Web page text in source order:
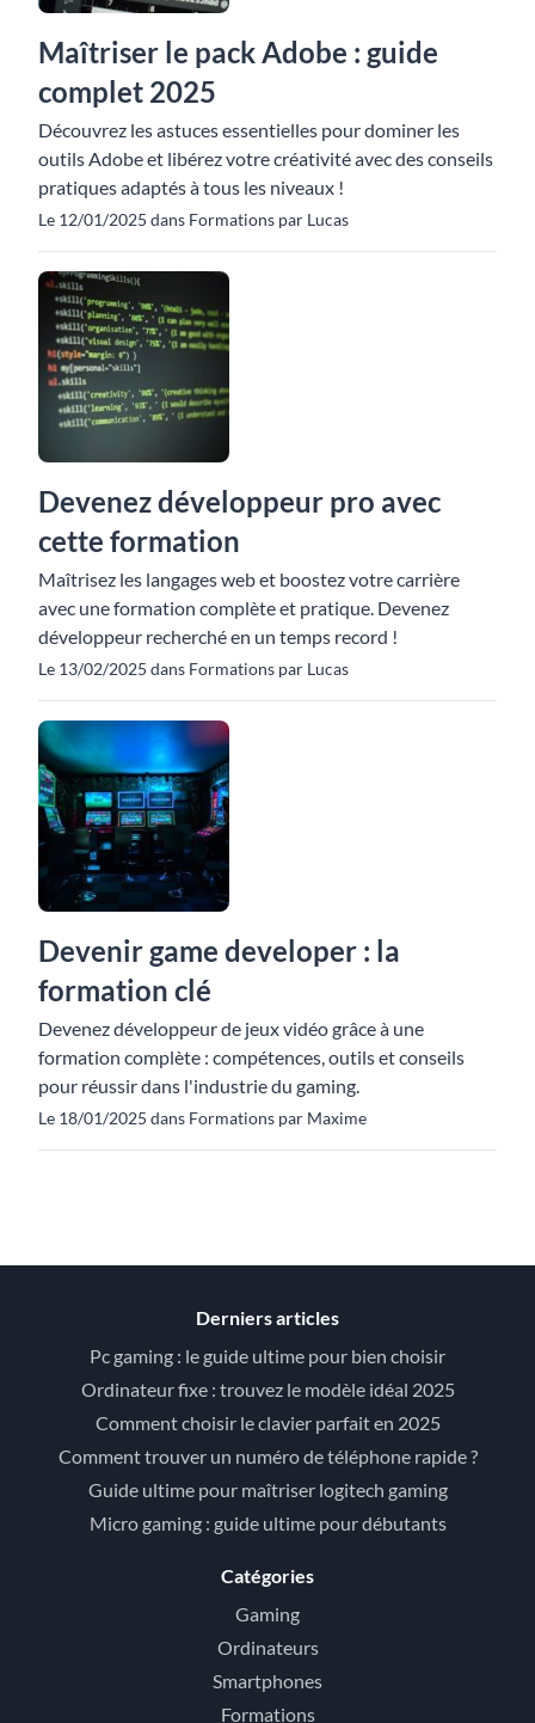
Maîtriser le pack Adobe : guide
complet 2025
Découvrez les astuces essentielles pour dominer les
outils Adobe et libérez votre créativité avec des conseils
pratiques adaptés à tous les niveaux !
Le 12/01/2025 dans Formations par Lucas
Devenez développeur pro avec
cette formation
Maîtrisez les langages web et boostez votre carrière
avec une formation complète et pratique. Devenez
développeur recherché en un temps record !
Le 13/02/2025 dans Formations par Lucas
Devenir game developer : la
formation clé
Devenez développeur de jeux vidéo grâce à une
formation complète : compétences, outils et conseils
pour réussir dans l'industrie du gaming.
Le 18/01/2025 dans Formations par Maxime
Derniers articles
Pc gaming : le guide ultime pour bien choisir
Ordinateur fixe : trouvez le modèle idéal 2025
Comment choisir le clavier parfait en 2025
Comment trouver un numéro de téléphone rapide ?
Guide ultime pour maîtriser logitech gaming
Micro gaming : guide ultime pour débutants
Catégories
Gaming
Ordinateurs
Smartphones
Formations